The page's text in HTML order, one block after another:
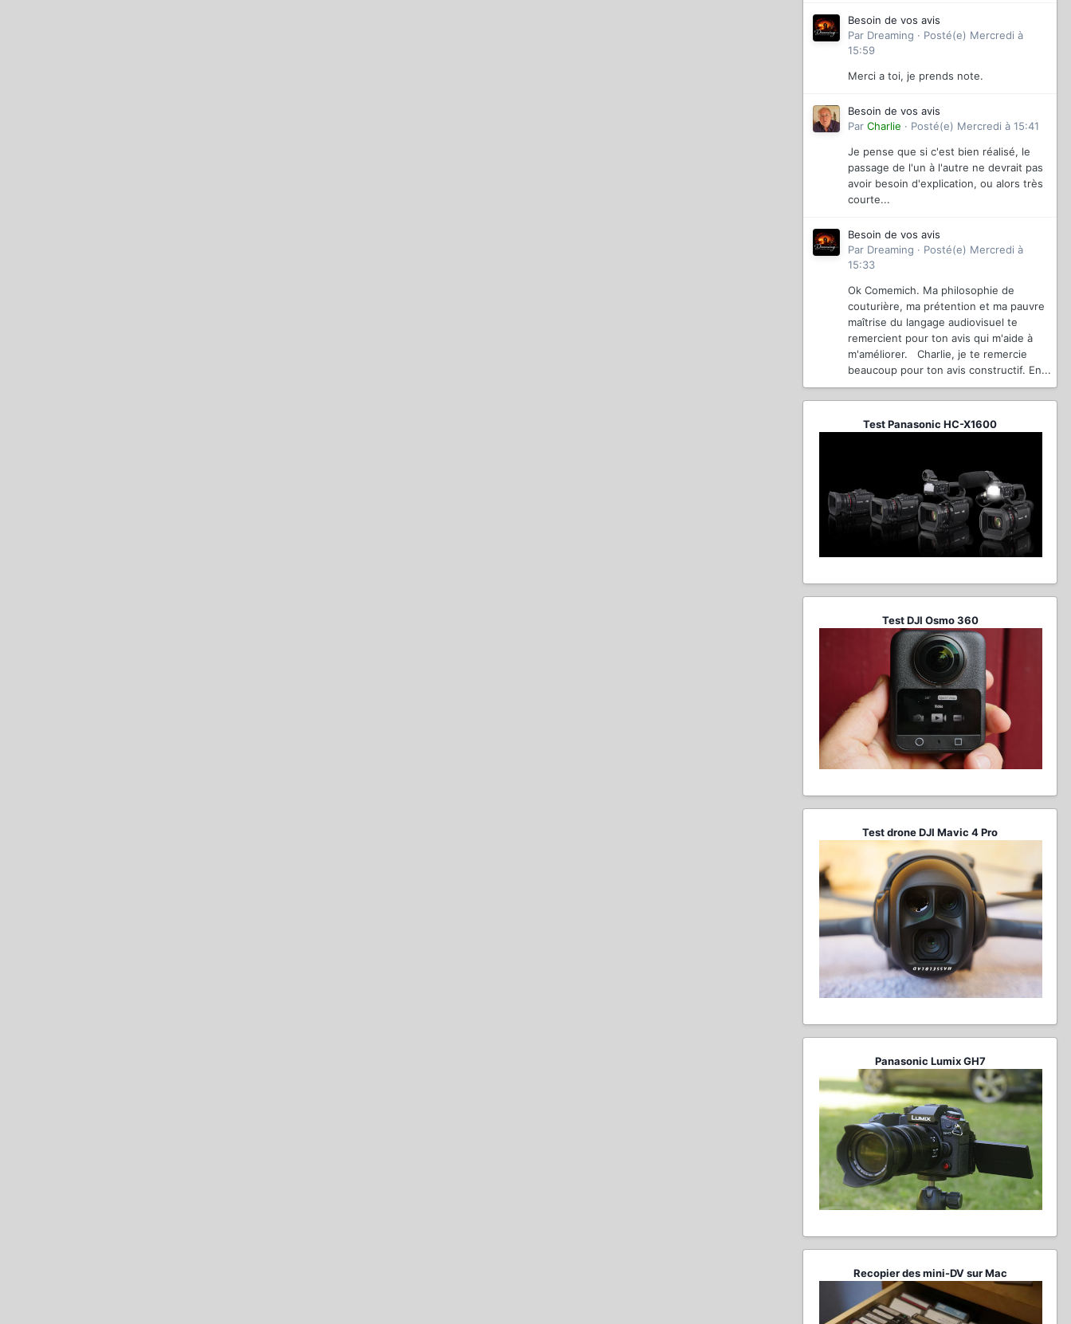
Besoin de vos avis
Par Dreaming · Posté(e) Mercredi à
15:59
Merci a toi, je prends note.
Besoin de vos avis
Par Charlie · Posté(e) Mercredi à 15:41
Je pense que si c'est bien réalisé, le
passage de l'un à l'autre ne devrait pas
avoir besoin d'explication, ou alors très
courte...
Besoin de vos avis
Par Dreaming · Posté(e) Mercredi à
15:33
Ok Comemich. Ma philosophie de
couturière, ma prétention et ma pauvre
maîtrise du langage audiovisuel te
remercient pour ton avis qui m'aide à
m'améliorer. Charlie, je te remercie
beaucoup pour ton avis constructif. En...
Test Panasonic HC-X1600
Test DJI Osmo 360
Test drone DJI Mavic 4 Pro
Panasonic Lumix GH7
Recopier des mini-DV sur Mac